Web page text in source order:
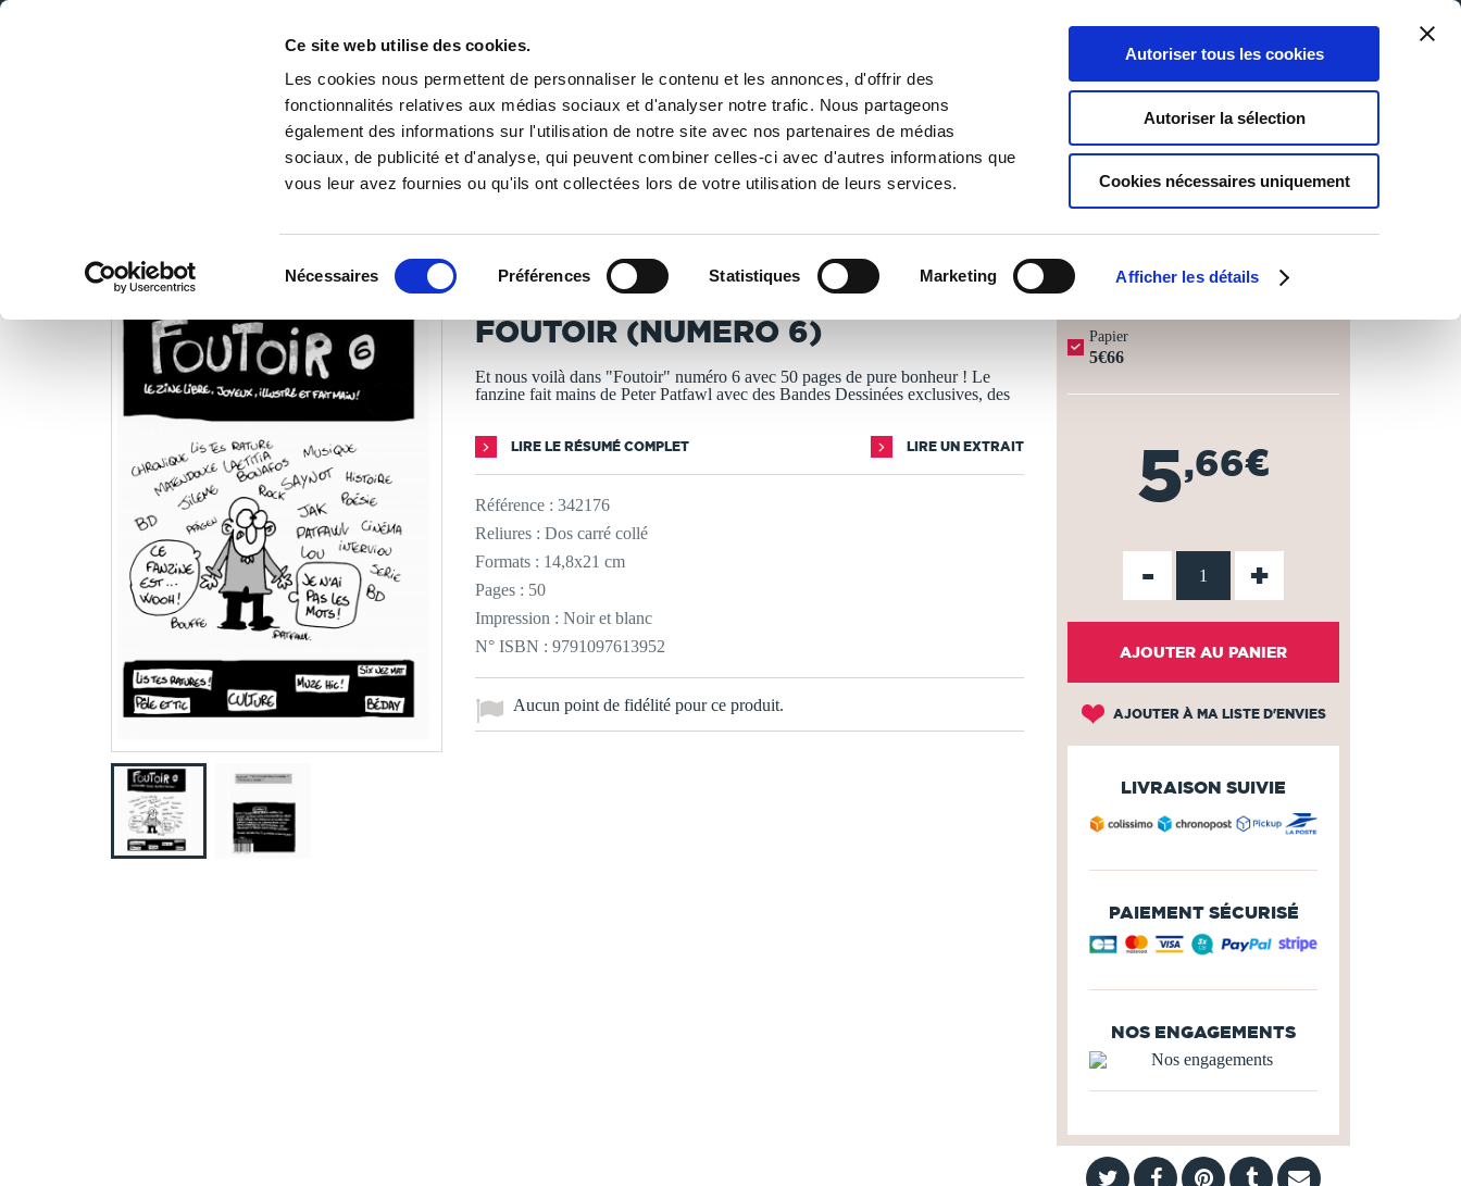
Ce site web utilise des cookies.
Les cookies nous permettent de personnaliser le contenu et les annonces, d'offrir des
fonctionnalités relatives aux médias sociaux et d'analyser notre trafic. Nous partageons
également des informations sur l'utilisation de notre site avec nos partenaires de médias
sociaux, de publicité et d'analyse, qui peuvent combiner celles-ci avec d'autres informations que
vous leur avez fournies ou qu'ils ont collectées lors de votre utilisation de leurs services.
Nécessaires Préférences Statistiques Marketing Afficher les détails
Autoriser tous les cookies
Autoriser la sélection
Cookies nécessaires uniquement
DE LA PAGE BLANCHE... AU BEST SELLER
0
Panier
0
Ma liste
Connexion
PUBLIER UN LIVRE LIBRAIRIE
/ BD / Inclassable / Foutoir (numéro 6)
LES LIVRES SONT IMPRIMÉS À LA DEMANDE - DÉLAI ACTUEL : 3 À 5 JOURS OUVRÉS ⏱️
FOUTOIR (NUMÉRO 6)
Et nous voilà dans "Foutoir" numéro 6 avec 50 pages de pure bonheur ! Le
fanzine fait mains de Peter Patfawl avec des Bandes Dessinées exclusives, des
LIRE LE RÉSUMÉ COMPLET LIRE UN EXTRAIT
Référence : 342176
Reliures : Dos carré collé
Formats : 14,8x21 cm
Pages : 50
Impression : Noir et blanc
N° ISBN : 9791097613952
Aucun point de fidélité pour ce produit.
Papier
5€66
5,66€
- +
AJOUTER AU PANIER
AJOUTER À MA LISTE D'ENVIES
LIVRAISON SUIVIE
PAIEMENT SÉCURISÉ
NOS ENGAGEMENTS